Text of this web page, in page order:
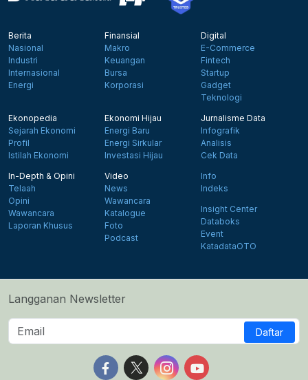
Berita
Nasional
Industri
Internasional
Energi
Finansial
Makro
Keuangan
Bursa
Korporasi
Digital
E-Commerce
Fintech
Startup
Gadget
Teknologi
Ekonopedia
Sejarah Ekonomi
Profil
Istilah Ekonomi
Ekonomi Hijau
Energi Baru
Energi Sirkular
Investasi Hijau
Jurnalisme Data
Infografik
Analisis
Cek Data
In-Depth & Opini
Telaah
Opini
Wawancara
Laporan Khusus
Video
News
Wawancara
Katalogue
Foto
Podcast
Info
Indeks
Insight Center
Databoks
Event
KatadataOTO
Langganan Newsletter
Daftar
Follow us on Facebook
Follow us on X
Follow us on Instagram
Follow us on